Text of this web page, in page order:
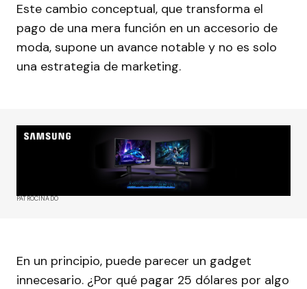
Este cambio conceptual, que transforma el
pago de una mera función en un accesorio de
moda, supone un avance notable y no es solo
una estrategia de marketing.
PATROCINADO
En un principio, puede parecer un gadget
innecesario. ¿Por qué pagar 25 dólares por algo